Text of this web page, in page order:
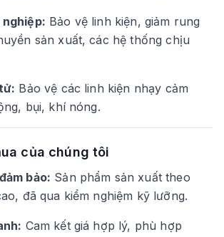
Bảo vệ linh kiện, giảm rung
sản xuất, các hệ thống chịu
Bảo vệ các linh kiện nhạy cảm
bụi, khí nóng.
của chúng tôi
bảo: Sản phẩm sản xuất theo
đã qua kiểm nghiệm kỹ lưỡng.
Cam kết giá hợp lý, phù hợp